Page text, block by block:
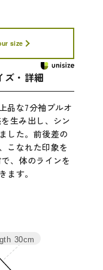
size
ズ・詳細
品な7分袖プルオ
生み出し、シン
した。前後差の
こなれた印象を
、体のラインを
ます。
ト 30cm